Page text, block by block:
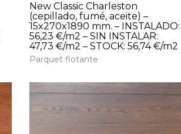
New Classic Charleston
(cepillado, fumé, aceite) –
15x270x1890 mm. – INSTALADO:
56,23 €/m2 – SIN INSTALAR:
47,73 €/m2 – STOCK: 56,74 €/m2
Parquet flotante